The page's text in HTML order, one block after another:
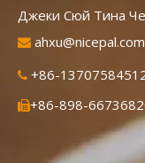
Джеки Сюй Тина

 +86-
+86-898-